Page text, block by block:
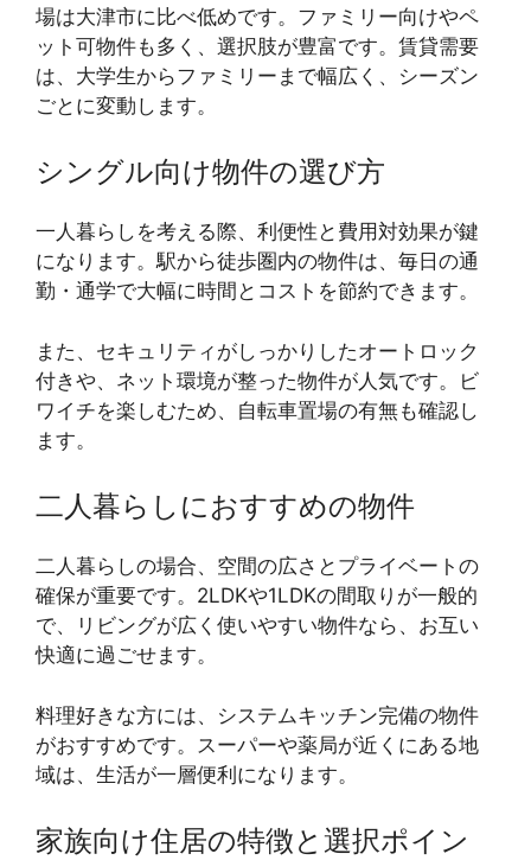
場は大津市に比べ低めです。ファミリー向けやペ
ット可物件も多く、選択肢が豊富です。賃貸需要
は、大学生からファミリーまで幅広く、シーズン
ごとに変動します。
シングル向け物件の選び方
一人暮らしを考える際、利便性と費用対効果が鍵
になります。駅から徒歩圏内の物件は、毎日の通
勤・通学で大幅に時間とコストを節約できます。
また、セキュリティがしっかりしたオートロック
付きや、ネット環境が整った物件が人気です。ビ
ワイチを楽しむため、自転車置場の有無も確認し
ます。
二人暮らしにおすすめの物件
二人暮らしの場合、空間の広さとプライベートの
確保が重要です。2LDKや1LDKの間取りが一般的
で、リビングが広く使いやすい物件なら、お互い
快適に過ごせます。
料理好きな方には、システムキッチン完備の物件
がおすすめです。スーパーや薬局が近くにある地
域は、生活が一層便利になります。
家族向け住居の特徴と選択ポイン